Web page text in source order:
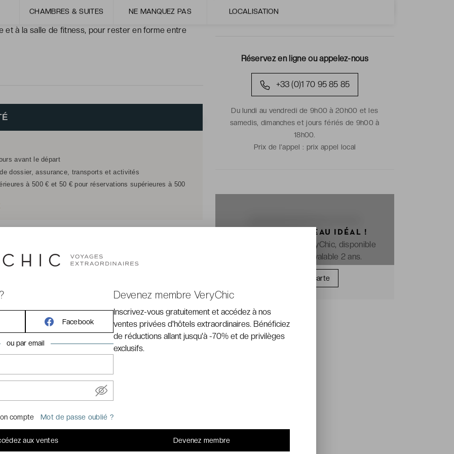
CHAMBRES & SUITES NE MANQUEZ PAS LOCALISATION
matin en douceur face à la Bretagne.
et à la salle de fitness, pour rester en forme entre
au bord de
FABULEUX
9,4
l’océan, qu’on navigue entre la terre et la mer et
breton et les légendes des terres intérieures. C’est
escarpés, que notre esprit prend le large et que
cette pierre joliment taillée, une belle façade attire
avant le départ
dossier, assurance, transports et activités
à 500 € et 50 € pour réservations supérieures à 500
Réservez en ligne ou appelez-nous
+33 (0)1 70 95 85 85
Du lundi au vendredi de 9h00 à 20h00 et les
samedis, dimanches et jours fériés de 9h00 à
18h00.
Prix de l'appel : prix appel local
OFFREZ LE CADEAU IDÉAL !
La e-carte cadeau VeryChic, disponible
immédiatement et valable 2 ans.
Offrir une carte
Facebook
ou par email
compte Mot de passe oublié ?
aux ventes
Devenez membre VeryChic
Inscrivez-vous gratuitement et accédez à nos
ventes privées d'hôtels extraordinaires. Bénéficiez
de réductions allant jusqu'à -70% et de privilèges
exclusifs.
Devenez membre